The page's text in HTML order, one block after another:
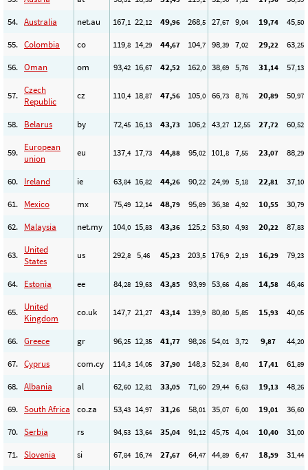
54. Australia net.au 167,1 22,12 49,96 268,5 27,67 9,04 19,74 45,50
55. Colombia co 119,8 14,29 44,67 104,7 98,39 7,02 29,22 63,25
56. Oman om 93,42 16,67 42,52 162,0 38,69 5,76 31,14 57,13
57. Czech
Republic
cz 110,4 18,87 47,56 105,0 66,73 8,76 20,89 50,97
58. Belarus by 72,45 16,13 43,73 106,2 43,27 12,55 27,72 60,52
59. European
union
eu 137,4 17,73 44,88 95,02 101,8 7,55 23,07 88,29
60. Ireland ie 63,84 16,82 44,26 90,22 24,99 5,18 22,81 37,10
61. Mexico mx 75,49 12,14 48,79 95,89 36,38 4,92 10,55 30,79
62. Malaysia net.my 104,0 15,83 43,36 125,2 53,50 4,93 20,22 87,83
63. United
States
us 292,8 5,46 45,23 203,5 176,9 2,19 16,29 79,23
64. Estonia ee 84,28 19,63 43,85 93,99 53,66 4,86 14,58 46,46
65. United
Kingdom
co.uk 147,7 21,27 43,14 139,9 80,80 5,85 15,93 40,05
66. Greece gr 96,25 12,35 41,77 98,26 54,01 3,72 9,87 44,20
67. Cyprus com.cy 114,3 14,05 37,90 148,3 52,34 8,40 17,41 61,89
68. Albania al 62,60 12,81 33,05 71,60 29,44 6,63 19,13 48,26
69. South Africa co.za 53,43 14,97 31,26 58,01 35,07 6,00 19,01 36,60
70. Serbia rs 94,53 13,64 35,04 91,12 45,75 4,04 10,40 31,00
71. Slovenia si 67,84 16,74 27,67 64,47 44,89 6,47 18,59 31,44